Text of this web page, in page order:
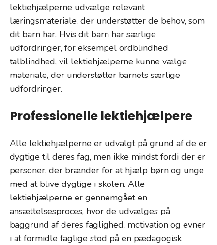
lektiehjælperne udvælge relevant
læringsmateriale, der understøtter de behov, som
dit barn har. Hvis dit barn har særlige
udfordringer, for eksempel ordblindhed
talblindhed, vil lektiehjælperne kunne vælge
materiale, der understøtter barnets særlige
udfordringer.
Professionelle lektiehjælpere
Alle lektiehjælperne er udvalgt på grund af de er
dygtige til deres fag, men ikke mindst fordi der er
personer, der brænder for at hjælp børn og unge
med at blive dygtige i skolen. Alle
lektiehjælperne er gennemgået en
ansættelsesproces, hvor de udvælges på
baggrund af deres faglighed, motivation og evner
i at formidle faglige stod på en pædagogisk